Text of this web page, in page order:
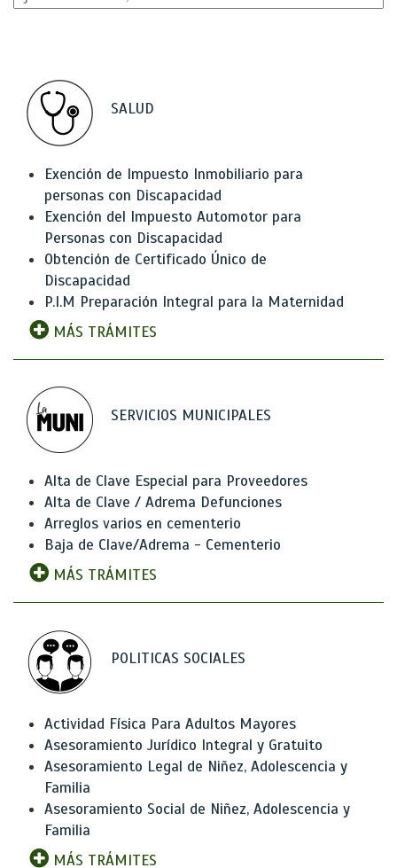
SALUD
Exención de Impuesto Inmobiliario para
personas con Discapacidad
Exención del Impuesto Automotor para
Personas con Discapacidad
Obtención de Certificado Único de
Discapacidad
P.I.M Preparación Integral para la Maternidad
MÁS TRÁMITES
SERVICIOS MUNICIPALES
Alta de Clave Especial para Proveedores
Alta de Clave / Adrema Defunciones
Arreglos varios en cementerio
Baja de Clave/Adrema - Cementerio
MÁS TRÁMITES
POLITICAS SOCIALES
Actividad Física Para Adultos Mayores
Asesoramiento Jurídico Integral y Gratuito
Asesoramiento Legal de Niñez, Adolescencia y
Familia
Asesoramiento Social de Niñez, Adolescencia y
Familia
MÁS TRÁMITES